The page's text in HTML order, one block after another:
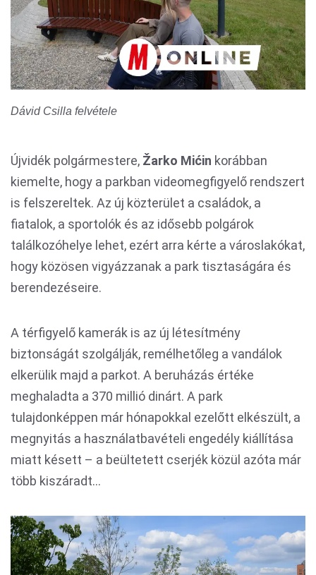
Dávid Csilla felvétele
Újvidék polgármestere, Žarko Mićin korábban
kiemelte, hogy a parkban videomegfigyelő rendszert
is felszereltek. Az új közterület a családok, a
fiatalok, a sportolók és az idősebb polgárok
találkozóhelye lehet, ezért arra kérte a városlakókat,
hogy közösen vigyázzanak a park tisztaságára és
berendezéseire.
A térfigyelő kamerák is az új létesítmény
biztonságát szolgálják, remélhetőleg a vandálok
elkerülik majd a parkot. A beruházás értéke
meghaladta a 370 millió dinárt. A park
tulajdonképpen már hónapokkal ezelőtt elkészült, a
megnyitás a használatbavételi engedély kiállítása
miatt késett – a beültetett cserjék közül azóta már
több kiszáradt...